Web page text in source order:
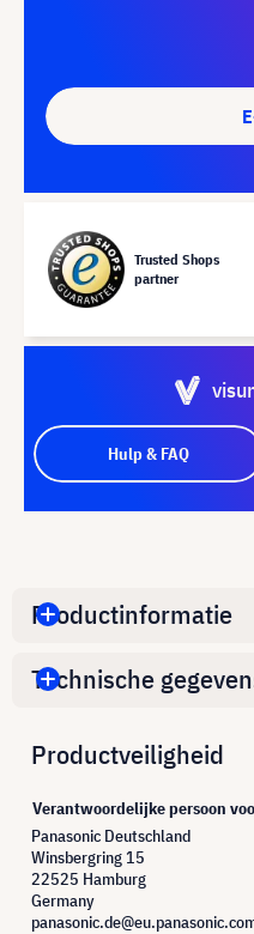
Trusted Shops
partner
Hulp & FAQ
Productinformatie
Technische
Productveiligheid
Verantwoordelijke persoon
Panasonic Deutschland
Winsbergring 15
22525 Hamburg
Germany